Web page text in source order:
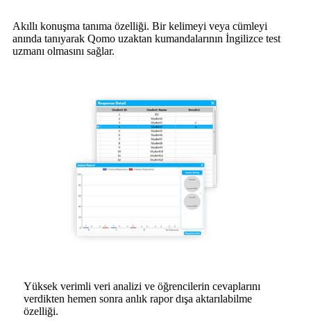
Akıllı konuşma tanıma özelliği. Bir kelimeyi veya cümleyi
anında tanıyarak Qomo uzaktan kumandalarının İngilizce test
uzmanı olmasını sağlar.
Yüksek verimli veri analizi ve öğrencilerin cevaplarını
verdikten hemen sonra anlık rapor dışa aktarılabilme
özelliği.